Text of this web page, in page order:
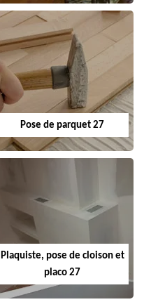
Pose de parquet 27
Plaquiste, pose de cloison et
placo 27